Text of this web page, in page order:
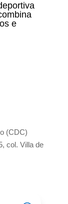
e
(CDC)
col. Villa de